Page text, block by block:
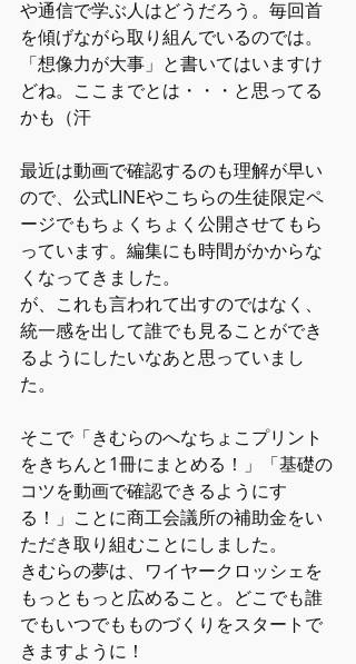
や通信で学ぶ人はどうだろう。毎回首
を傾げながら取り組んでいるのでは。
「想像力が大事」と書いてはいますけ
どね。ここまでとは・・・と思ってる
かも（汗
最近は動画で確認するのも理解が早い
ので、公式LINEやこちらの生徒限定ペ
ージでもちょくちょく公開させてもら
っています。編集にも時間がかからな
くなってきました。
が、これも言われて出すのではなく、
統一感を出して誰でも見ることができ
るようにしたいなあと思っていまし
た。
そこで「きむらのへなちょこプリント
をきちんと1冊にまとめる！」「基礎の
コツを動画で確認できるようにす
る！」ことに商工会議所の補助金をい
ただき取り組むことにしました。
きむらの夢は、ワイヤークロッシェを
もっともっと広めること。どこでも誰
でもいつでもものづくりをスタートで
きますように！